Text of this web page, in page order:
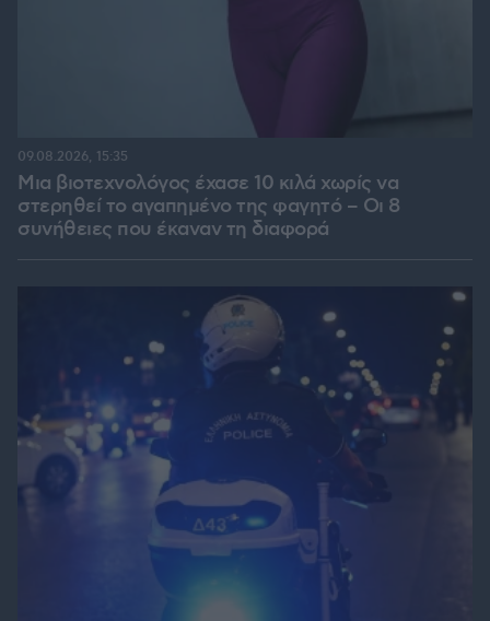
Μια βιοτεχνολόγος έχασε 10 κιλά χωρίς να
στερηθεί το αγαπημένο της φαγητό – Οι 8
συνήθειες που έκαναν τη διαφορά
09.08.2026, 15:35